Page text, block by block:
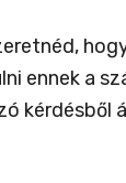
ennek a
kérdésből